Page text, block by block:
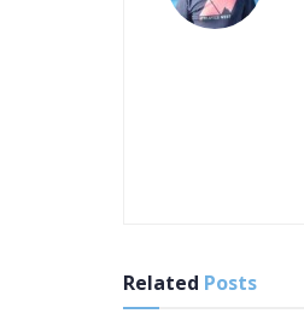
Related Posts